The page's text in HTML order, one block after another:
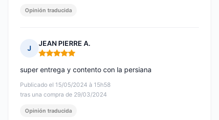
Opinión traducida
J
JEAN PIERRE A.
Nota: 5 de 5
Publicado el 15/05/2024 à 15h58
tras una compra de 29/03/2024
super entrega y contento con la persiana
Opinión traducida